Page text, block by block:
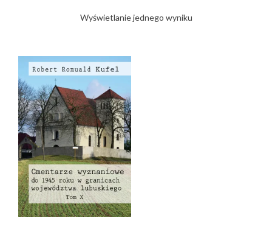
Wyświetlanie jednego wyniku